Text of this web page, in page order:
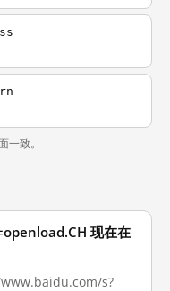
致。
现在在
s?